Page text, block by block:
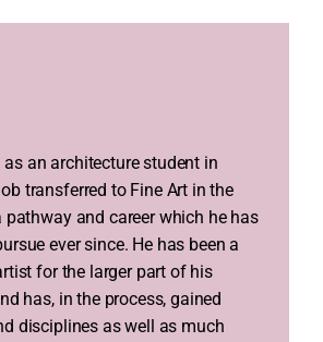
as an architecture student in
transferred to Fine Art in the
pathway and career which he has
ever since. He has been a
for the larger part of his
has, in the process, gained
disciplines as well as much